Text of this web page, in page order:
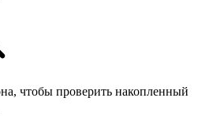
чтобы проверить накопленный